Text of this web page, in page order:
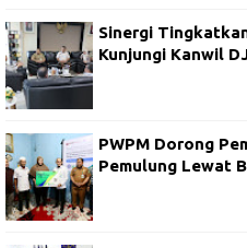
Sinergi
Kunjungi Kanwil
PWPM Dorong
Pemulung Lewat